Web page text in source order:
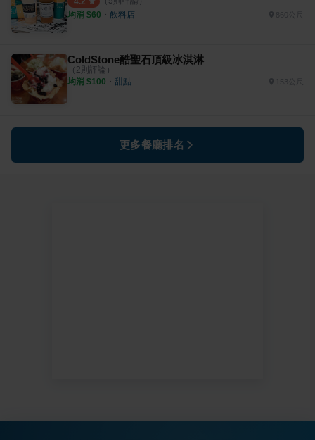
均消 $60 ・ 飲料店
ColdStone酷聖石頂級冰淇淋
（ 2則評論）
均消 $100 ・ 甜點 153公尺
更多餐廳排名